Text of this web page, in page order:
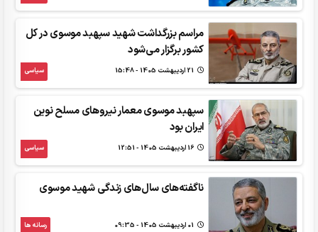
مراسم بزرگداشت شهید سپهبد موسوی در کل
کشور برگزار می‌شود
سیاسی
سپهبد موسوی معمار نیروهای مسلح نوین
ایران بود
سیاسی
ناگفته‌های سال‌های زندگی شهید موسوی
رسانه ها